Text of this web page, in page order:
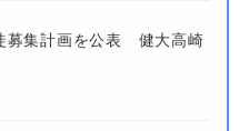
募集計画を公表 健大高崎